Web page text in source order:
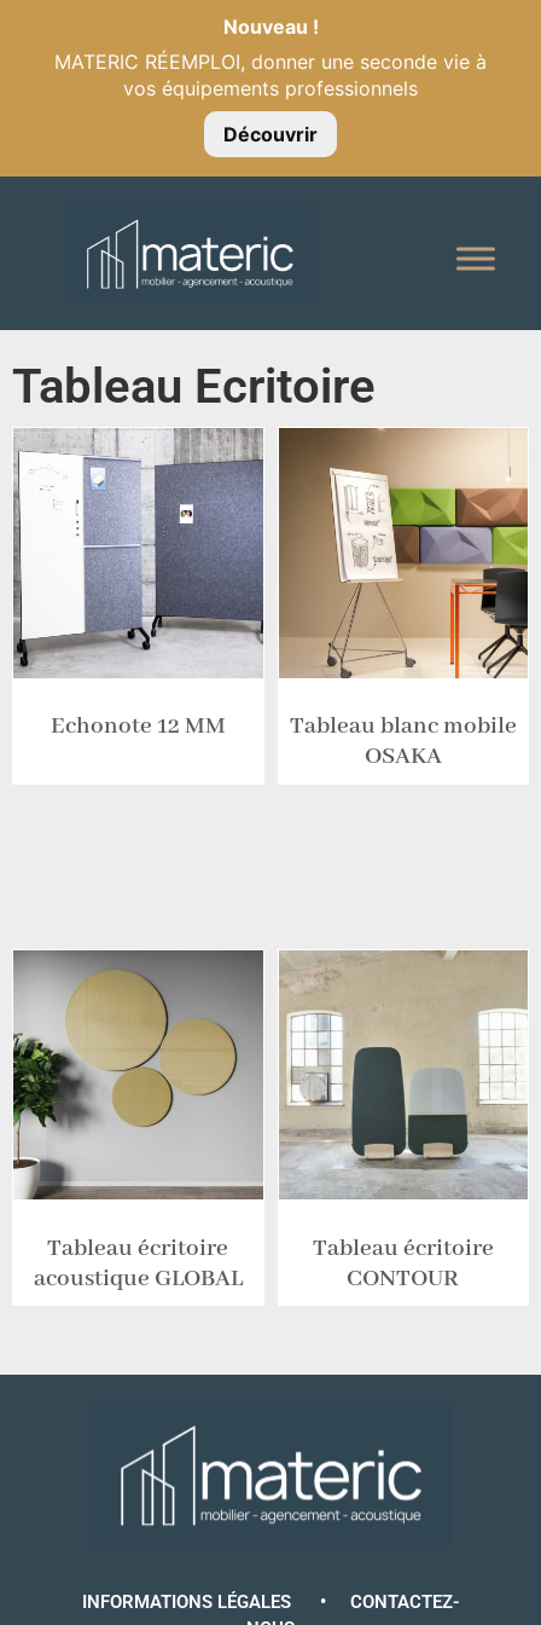
Nouveau !
MATERIC RÉEMPLOI, donner une seconde vie à
vos équipements professionnels
Découvrir
Tableau Ecritoire
Echonote 12 MM
Tableau blanc mobile
OSAKA
Tableau écritoire
acoustique GLOBAL
Tableau écritoire
CONTOUR
INFORMATIONS LÉGALES • CONTACTEZ-